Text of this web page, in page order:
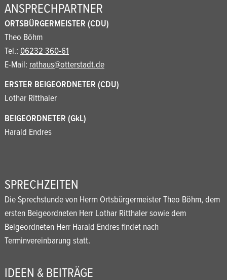
ANSPRECHPARTNER
ORTSBÜRGERMEISTER (CDU)
Theo Böhm
Tel.: 06232 360-61
E-Mail: rathaus@otterstadt.de
ERSTER BEIGEORDNETER (CDU)
Lothar Ritthaler
BEIGEORDNETER (GkL)
Harald Endres
SPRECHZEITEN
Die Sprechstunde von Herrn Ortsbürgermeister Theo Böhm, dem
ersten Beigeordneten Herr Lothar Ritthaler sowie dem
Beigeordneten Herr Harald Endres findet nach
Terminvereinbarung statt.
IDEEN & BEITRÄGE